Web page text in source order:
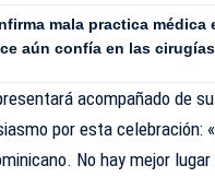
mala practica
aún confía en las cirugías
acompañado de
por esta celebración:
No hay mejor